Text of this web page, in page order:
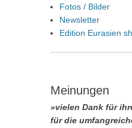
Fotos / Bilder
Newsletter
Edition Eurasien
Meinungen
»vielen Dank für
für die